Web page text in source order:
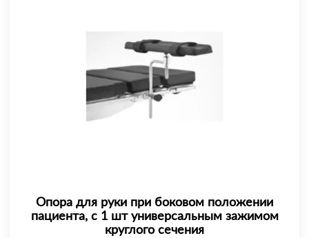
Опора для руки при боковом положении
пациента, с 1 шт универсальным зажимом
круглого сечения